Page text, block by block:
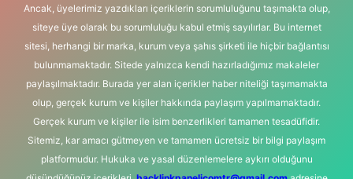
Ancak, üyelerimiz yazdıkları içeriklerin sorumluluğunu taşımakta olup,
siteye üye olarak bu sorumluluğu kabul etmiş sayılırlar. Bu internet
sitesi, herhangi bir marka, kurum veya şahıs şirketi ile hiçbir bağlantısı
bulunmamaktadır. Sitede yalnızca kendi hazırladığımız makaleler
paylaşılmaktadır. Burada yer alan içerikler haber niteliği taşımamakta
olup, gerçek kurum ve kişiler hakkında paylaşım yapılmamaktadır.
Gerçek kurum ve kişiler ile isim benzerlikleri tamamen tesadüfidir.
Sitemiz, kar amacı gütmeyen ve tamamen ücretsiz bir bilgi paylaşım
platformudur. Hukuka ve yasal düzenlemelere aykırı olduğunu